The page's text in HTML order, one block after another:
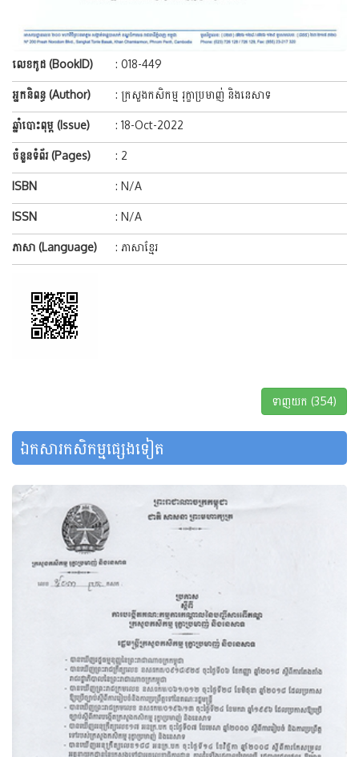
លេខកូដ (BookID) : 018-449
អ្នកនិពន្ធ (Author) : ក្រសួងកសិកម្ម រុក្ខាប្រមាញ់ និងនេសាទ
ឆ្នាំបោះពុម្ព (Issue) : 18-Oct-2022
ចំនួនទំព័រ (Pages) : 2
ISBN : N/A
ISSN : N/A
ភាសា (Language) : ភាសាខ្មែរ
ទាញយក (354)
ឯកសារកសិកម្មផ្សេងទៀត